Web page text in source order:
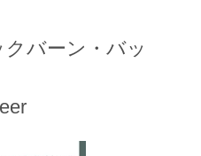
クバーン・バッ